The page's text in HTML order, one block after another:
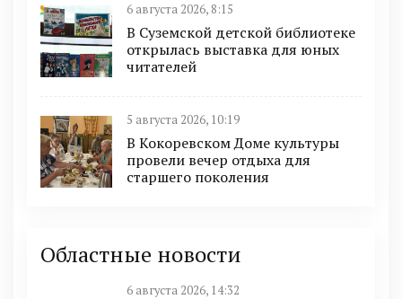
6 августа 2026, 8:15
В Суземской детской библиотеке
открылась выставка для юных
читателей
5 августа 2026, 10:19
В Кокоревском Доме культуры
провели вечер отдыха для
старшего поколения
Областные новости
6 августа 2026, 14:32